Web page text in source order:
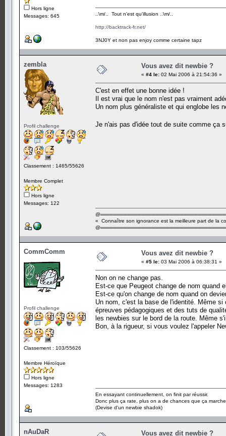
Hors ligne
Messages: 645
..\m/.. Tout n'est qu'illusion ..\m/..
http://backtrack-fr.net/
3NJ0Y et non pas enjoy comme certaine tapz
zembla
Profil challenge
Classement : 1465/55626
Membre Complet
Hors ligne
Messages: 122
Vous avez dit newbie ?
« #4 le: 02 Mai 2006 à 21:54:36 »
C'est en effet une bonne idée !
Il est vrai que le nom n'est pas vraiment
Un nom plus généraliste et qui englobe les
Je n'ais pas d'idée tout de suite comme ça
« Connaître son ignorance est la meilleure part de la
CommComm
Profil challenge
Classement : 103/55626
Membre Héroïque
Hors ligne
Messages: 1283
Vous avez dit newbie ?
« #5 le: 03 Mai 2006 à 06:38:31 »
Non on ne change pas.
Est-ce que Peugeot change de nom quand
Est-ce qu'on change de nom quand on
Un nom, c'est la base de l'identité. Même
épreuves pédagogiques et des tuts de
les newbies sur le bord de la route. Même
Bon, à la rigueur, si vous voulez l'appeler
En essayant continuellement, on finit par réussir.
Donc plus ça rate, plus on a de chances que ça
(Devise d'un newbie shadok)
nAuDaR Vous avez dit newbie ?